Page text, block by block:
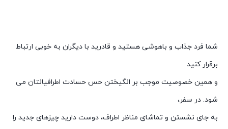
شما فرد جذاب و باهوشی هستید و قادرید با دیگران به خوبی ارتباط
برقرار کنید
و همین خصوصیت موجب بر انگیختن حس حسادت اطرافیانتان می
شود. در سفر،
به جای نشستن و تماشای مناظر اطراف، دوست دارید چیزهای جدید را